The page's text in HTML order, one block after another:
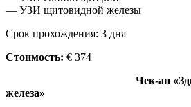
— УЗИ щитовидной железы
Срок прохождения: 3 дня
Стоимость: € 374
Чек-ап «Здоровая
железа»